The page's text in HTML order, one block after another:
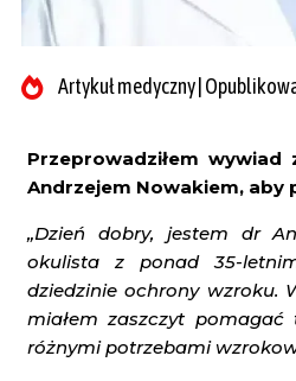
Artykuł medyczny |
Przeprowadziłem
Andrzejem Nowakiem, aby
„Dzień dobry, jestem dr
okulista z ponad 35-
dziedzinie ochrony wzroku.
miałem zaszczyt
różnymi potrzebami